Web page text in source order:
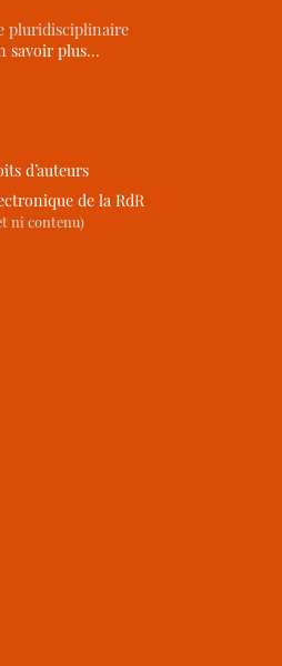
pluridisciplinaire
savoir plus…
d’auteurs
de la RdR
ni contenu)